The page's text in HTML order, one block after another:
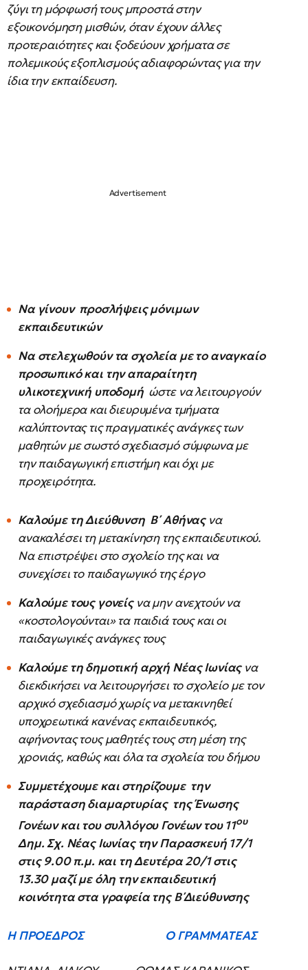
ζύγι τη μόρφωσή τους μπροστά στην
εξοικονόμηση μισθών, όταν έχουν άλλες
προτεραιότητες και ξοδεύουν χρήματα σε
πολεμικούς εξοπλισμούς αδιαφορώντας για την
ίδια την εκπαίδευση.
Να γίνουν προσλήψεις μόνιμων
εκπαιδευτικών
Να στελεχωθούν τα σχολεία με το αναγκαίο
προσωπικό και την απαραίτητη
υλικοτεχνική υποδομήώστε να λειτουργούν
τα ολοήμερα και διευρυμένα τμήματα
καλύπτοντας τις πραγματικές ανάγκες των
μαθητών με σωστό σχεδιασμό σύμφωνα με
την παιδαγωγική επιστήμη και όχι με
προχειρότητα.
Καλούμε τη Διεύθυνση Β΄ Αθήναςνα
ανακαλέσει τη μετακίνηση της εκπαιδευτικού.
Να επιστρέψει στο σχολείο της και να
συνεχίσει το παιδαγωγικό της έργο
Καλούμε τους γονείςνα μην ανεχτούν να
«κοστολογούνται» τα παιδιά τους και οι
παιδαγωγικές ανάγκες τους
Καλούμε τη δημοτική αρχή Νέας Ιωνίαςνα
διεκδικήσει να λειτουργήσει το σχολείο με τον
αρχικό σχεδιασμό χωρίς να μετακινηθεί
υποχρεωτικά κανένας εκπαιδευτικός,
αφήνοντας τους μαθητές τους στη μέση της
χρονιάς, καθώς και όλα τα σχολεία του δήμου
Συμμετέχουμε και στηρίζουμε την
παράσταση διαμαρτυρίας της Ένωσης
Γονέων και του συλλόγου Γονέων του 11ου
Δημ. Σχ. Νέας Ιωνίας την Παρασκευή 17/1
στις 9.00 π.μ. και τη Δευτέρα 20/1 στις
13.30 μαζί με όλη την εκπαιδευτική
κοινότητα στα γραφεία της Β΄Διεύθυνσης
Η ΠΡΟΕΔΡΟΣ Ο ΓΡΑΜΜΑΤΕΑΣ